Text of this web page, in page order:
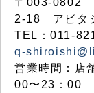
〒003-0802
2-18 アビタ
TEL：011-
q-
営業時間：店
00〜23：00